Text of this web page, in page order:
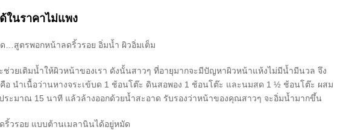
ในราคาไม่แพง
…สูตรพอกหน้าลดริ้วรอย อิ่มน้ำ ผิวอิ่มเต็ม
ช่วยเติมน้ำให้ผิวหน้าของเรา ดังนั้นสาวๆ ที่อายุมากจะมีปัญหาผิวหน้าแห้งไม่มีน้ำมีนวล จึง
อ นำเนื้อว่านหางจระเข้บด 1 ช้อนโต๊ะ ดินสอพอง 1 ช้อนโต๊ะ และนมสด 1 ½ ช้อนโต๊ะ ผสม
ระมาณ 15 นาที แล้วล้างออกด้วยน้ำสะอาด รับรองว่าหน้าของคุณสาวๆ จะอิ่มน้ำมากขึ้น
วรอย แบบต้านเมลานินได้อยู่หมัด